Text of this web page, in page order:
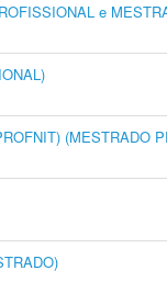
e
(MESTRADO